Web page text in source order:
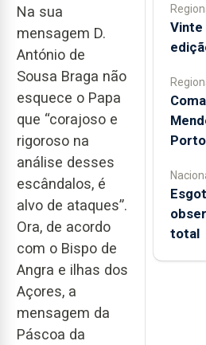
Na sua
mensagem D.
António de
Sousa Braga não
esquece o Papa
que “corajoso e
rigoroso na
análise desses
escândalos, é
alvo de ataques”.
Ora, de acordo
com o Bispo de
Angra e ilhas dos
Açores, a
mensagem da
Páscoa da
Vinte
total